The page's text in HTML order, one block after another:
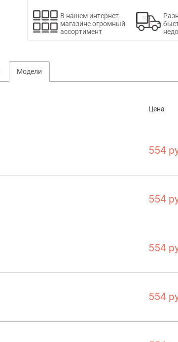
В нашем интернет-
магазине огромный
ассортимент
Модели
Цена
554
554
554
554